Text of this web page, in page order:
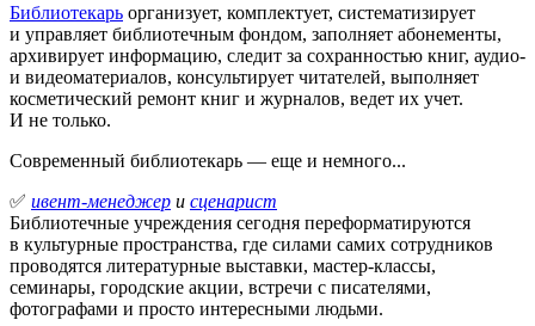
Библиотекарь организует, комплектует, систематизирует
и управляет библиотечным фондом, заполняет абонементы,
архивирует информацию, следит за сохранностью книг, аудио-
и видеоматериалов, консультирует читателей, выполняет
косметический ремонт книг и журналов, ведет их учет.
И не только.
Современный библиотекарь — еще и немного...
✅ ивент-менеджер и сценарист
Библиотечные учреждения сегодня переформатируются
в культурные пространства, где силами самих сотрудников
проводятся литературные выставки, мастер-классы,
семинары, городские акции, встречи с писателями,
фотографами и просто интересными людьми.